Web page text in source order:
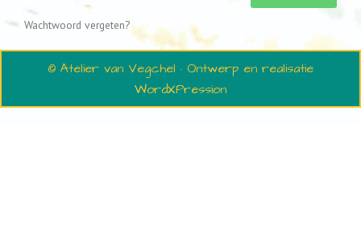
Wachtwoord vergeten?
© Atelier van Vegchel · Ontwerp en realisatie
WordXPression